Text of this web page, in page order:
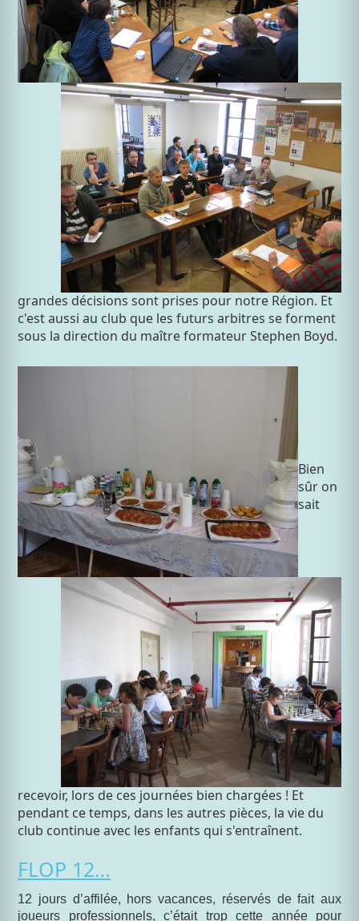
grandes décisions sont prises pour notre Région. Et
c'est aussi au club que les futurs arbitres se forment
sous la direction du maître formateur Stephen Boyd.
Bien
sûr on
sait
recevoir, lors de ces journées bien chargées ! Et
pendant ce temps, dans les autres pièces, la vie du
club continue avec les enfants qui s'entraînent.
FLOP 12…
12 jours d’affilée, hors vacances, réservés de fait aux
joueurs professionnels, c’était trop cette année pour